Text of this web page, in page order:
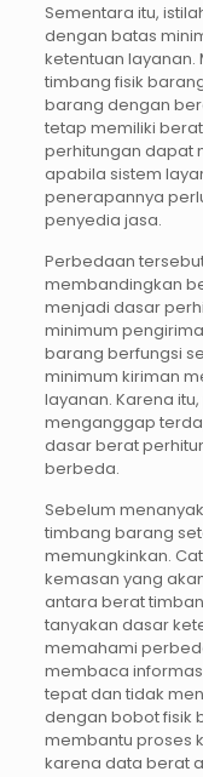
Sementara itu,
dengan batas
ketentuan layanan.
timbang fisik
barang dengan
tetap memiliki
perhitungan dapat
apabila sistem
penerapannya
penyedia jasa.
Perbedaan
membandingkan
menjadi dasar
minimum
barang berfungsi
minimum kiriman
layanan. Karena
menganggap
dasar berat
berbeda.
Sebelum
timbang barang
memungkinkan.
kemasan yang
antara berat
tanyakan dasar
memahami
membaca
tepat dan tidak
dengan bobot fisik
membantu proses
karena data berat